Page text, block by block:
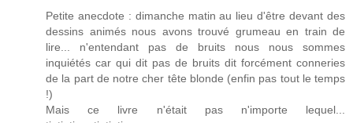
Petite anecdote : dimanche matin au lieu d'être devant des
dessins animés nous avons trouvé grumeau en train de
lire... n'entendant pas de bruits nous nous sommes
inquiétés car qui dit pas de bruits dit forcément conneries
de la part de notre cher tête blonde (enfin pas tout le temps
!)
Mais ce livre n'était pas n'importe lequel...